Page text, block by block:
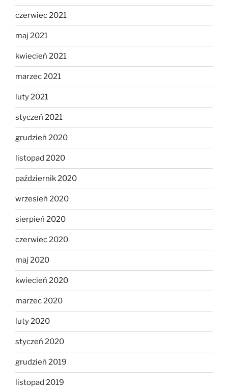
czerwiec 2021
maj 2021
kwiecień 2021
marzec 2021
luty 2021
styczeń 2021
grudzień 2020
listopad 2020
październik 2020
wrzesień 2020
sierpień 2020
czerwiec 2020
maj 2020
kwiecień 2020
marzec 2020
luty 2020
styczeń 2020
grudzień 2019
listopad 2019